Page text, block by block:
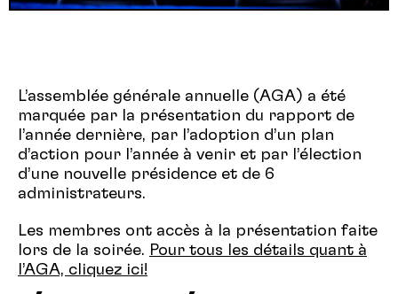
L’assemblée générale annuelle (AGA) a été
marquée par la présentation du rapport de
l’année dernière, par l’adoption d’un plan
d’action pour l’année à venir et par l’élection
d’une nouvelle présidence et de 6
administrateurs.
Les membres ont accès à la présentation faite
lors de la soirée. Pour tous les détails quant à
l’AGA, cliquez ici!